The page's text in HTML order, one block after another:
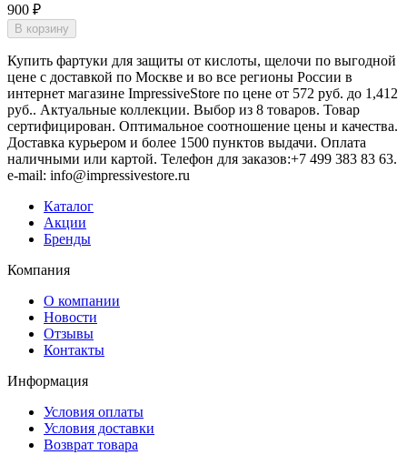
900 ₽
В корзину
Купить фартуки для защиты от кислоты, щелочи по выгодной
цене с доставкой по Москве и во все регионы России в
интернет магазине ImpressiveStore по цене от 572 руб. до 1,412
руб.. Актуальные коллекции. Выбор из 8 товаров. Товар
сертифицирован. Оптимальное соотношение цены и качества.
Доставка курьером и более 1500 пунктов выдачи. Оплата
наличными или картой. Телефон для заказов:+7 499 383 83 63.
e-mail: info@impressivestore.ru
Каталог
Акции
Бренды
Компания
О компании
Новости
Отзывы
Контакты
Информация
Условия оплаты
Условия доставки
Возврат товара